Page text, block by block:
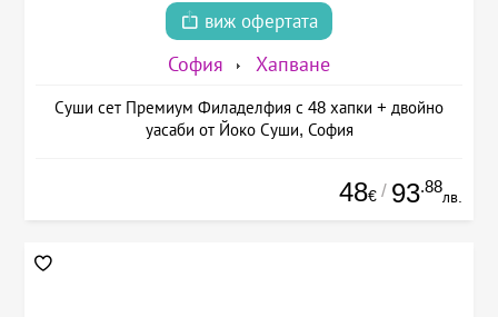
виж офертата
София Хапване
Суши сет Премиум Филаделфия с 48 хапки + двойно
уасаби от Йоко Суши, София
48€ / 93.88
лв.